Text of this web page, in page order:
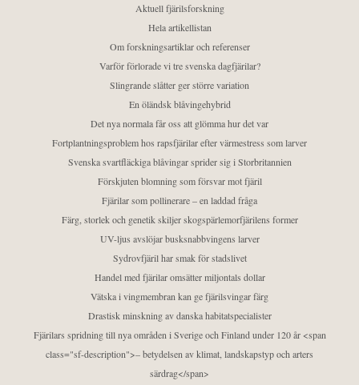
Aktuell fjärilsforskning
Hela artikellistan
Om forskningsartiklar och referenser
Varför förlorade vi tre svenska dagfjärilar?
Slingrande slåtter ger större variation
En öländsk blåvingehybrid
Det nya normala får oss att glömma hur det var
Fortplantningsproblem hos rapsfjärilar efter värmestress som larver
Svenska svartfläckiga blåvingar sprider sig i Storbritannien
Förskjuten blomning som försvar mot fjäril
Fjärilar som pollinerare – en laddad fråga
Färg, storlek och genetik skiljer skogspärlemorfjärilens former
UV-ljus avslöjar busksnabbvingens larver
Sydrovfjäril har smak för stadslivet
Handel med fjärilar omsätter miljontals dollar
Vätska i vingmembran kan ge fjärilsvingar färg
Drastisk minskning av danska habitatspecialister
Fjärilars spridning till nya områden i Sverige och Finland under 120 år <span
class="sf-description">– betydelsen av klimat, landskapstyp och arters
särdrag</span>